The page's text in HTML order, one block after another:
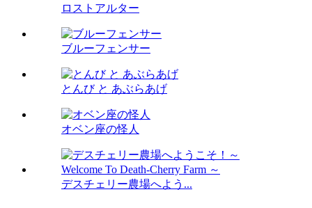
ロストアルター
ブルーフェンサー
とんび と あぶらあげ
オベン座の怪人
デスチェリー農場へよう...